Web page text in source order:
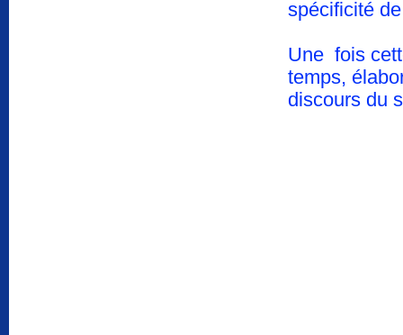
spécificité
Une fois
temps,
discours du